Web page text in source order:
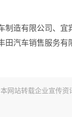
制造有限公司、
田汽车销售服务
网站转载企业宣传